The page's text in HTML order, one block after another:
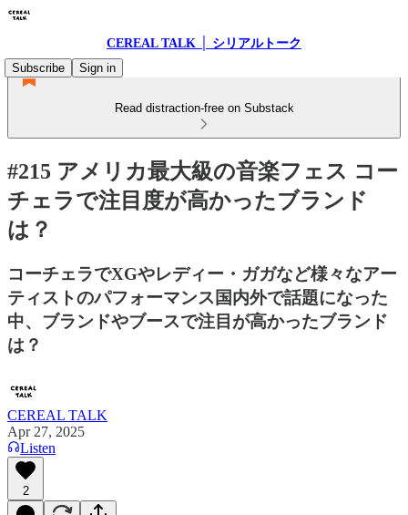
CEREAL TALK │ シリアルトーク
Subscribe
Sign in
Read distraction-free on Substack
#215 アメリカ最大級の音楽フェス コー
チェラで注目度が高かったブランド
は？
コーチェラでXGやレディー・ガガなど様々なアー
ティストのパフォーマンス国内外で話題になった
中、ブランドやブースで注目が高かったブランド
は？
CEREAL TALK
Apr 27, 2025
Listen
2